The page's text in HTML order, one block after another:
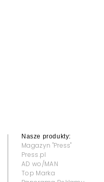
Nasze produkty:
Magazyn "Press"
Press.pl
AD wo/MAN
Top Marka